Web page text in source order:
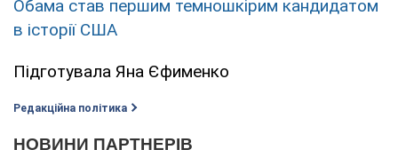
Обама став першим темношкірим кандидатом
в історії США
Підготувала Яна Єфименко
Редакційна політика